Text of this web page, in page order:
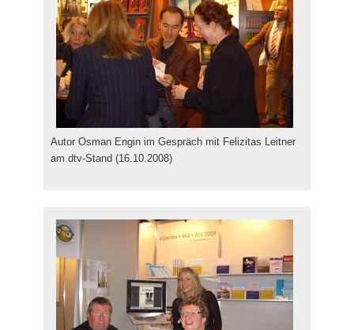
Autor Osman Engin im Gespräch mit Felizitas Leitner
am dtv-Stand (16.10.2008)